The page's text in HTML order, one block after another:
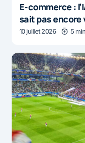
E-commerce :
sait pas encore
10 juillet 2026 5